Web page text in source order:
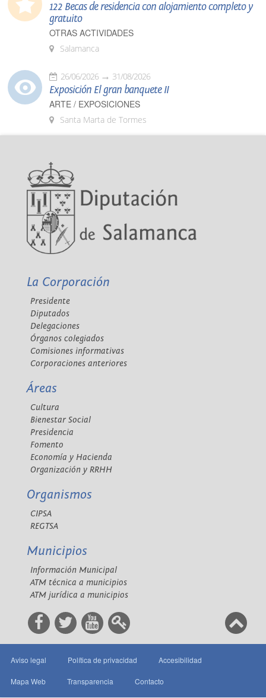
122 Becas de residencia con alojamiento completo y
gratuito
OTRAS ACTIVIDADES
Salamanca
26/06/2026 31/08/2026
Exposición El gran banquete II
ARTE / EXPOSICIONES
Santa Marta de Tormes
La Corporación
Presidente
Diputados
Delegaciones
Órganos colegiados
Comisiones informativas
Corporaciones anteriores
Áreas
Cultura
Bienestar Social
Presidencia
Fomento
Economía y Hacienda
Organización y RRHH
Organismos
CIPSA
REGTSA
Municipios
Información Municipal
ATM técnica a municipios
ATM jurídica a municipios
Aviso legal Política de privacidad Accesibilidad
Mapa Web Transparencia Contacto